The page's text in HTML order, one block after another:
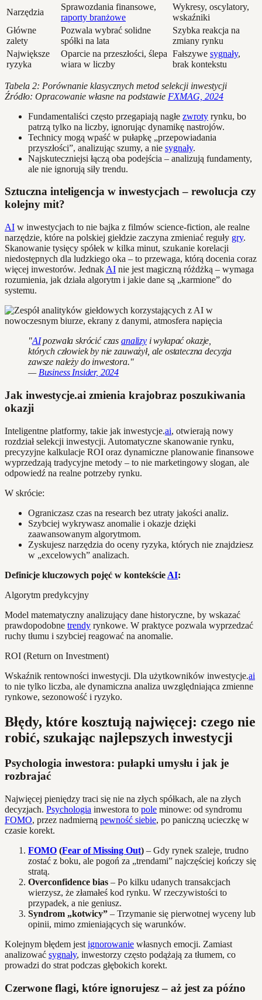
Narzędzia
Sprawozdania finansowe,
raporty branżowe
Wykresy, oscylatory,
wskaźniki
Główne
zalety
Pozwala wybrać solidne
spółki na lata
Szybka reakcja na
zmiany rynku
Największe
ryzyka
Oparcie na przeszłości, ślepa
wiara w liczby
Fałszywe sygnały,
brak kontekstu
Tabela 2: Porównanie klasycznych metod selekcji inwestycji
Źródło: Opracowanie własne na podstawie FXMAG, 2024
Fundamentaliści często przegapiają nagłe zwroty rynku, bo
patrzą tylko na liczby, ignorując dynamikę nastrojów.
Technicy mogą wpaść w pułapkę „przepowiadania
przyszłości”, analizując szumy, a nie sygnały.
Najskuteczniejsi łączą oba podejścia – analizują fundamenty,
ale nie ignorują siły trendu.
Sztuczna inteligencja w inwestycjach – rewolucja czy
kolejny mit?
AI w inwestycjach to nie bajka z filmów science-fiction, ale realne
narzędzie, które na polskiej giełdzie zaczyna zmieniać reguły gry.
Skanowanie tysięcy spółek w kilka minut, szukanie korelacji
niedostępnych dla ludzkiego oka – to przewaga, którą docenia coraz
więcej inwestorów. Jednak AI nie jest magiczną różdżką – wymaga
rozumienia, jak działa algorytm i jakie dane są „karmione” do
systemu.
"AIpozwala skrócić czasanalizyi wyłapać okazje,
których człowiek by nie zauważył, ale ostateczna decyzja
zawsze należy do inwestora."
— Business Insider, 2024
Jak inwestycje.ai zmienia krajobraz poszukiwania
okazji
Inteligentne platformy, takie jak inwestycje.ai, otwierają nowy
rozdział selekcji inwestycji. Automatyczne skanowanie rynku,
precyzyjne kalkulacje ROI oraz dynamiczne planowanie finansowe
wyprzedzają tradycyjne metody – to nie marketingowy slogan, ale
odpowiedź na realne potrzeby rynku.
W skrócie:
Ograniczasz czas na research bez utraty jakości analiz.
Szybciej wykrywasz anomalie i okazje dzięki
zaawansowanym algorytmom.
Zyskujesz narzędzia do oceny ryzyka, których nie znajdziesz
w „excelowych” analizach.
Definicje kluczowych pojęć w kontekście AI:
Algorytm predykcyjny
Model matematyczny analizujący dane historyczne, by wskazać
prawdopodobne trendy rynkowe. W praktyce pozwala wyprzedzać
ruchy tłumu i szybciej reagować na anomalie.
ROI (Return on Investment)
Wskaźnik rentowności inwestycji. Dla użytkowników inwestycje.ai
to nie tylko liczba, ale dynamiczna analiza uwzględniająca zmienne
rynkowe, sezonowość i ryzyko.
Błędy, które kosztują najwięcej: czego nie
robić, szukając najlepszych inwestycji
Psychologia inwestora: pułapki umysłu i jak je
rozbrajać
Najwięcej pieniędzy traci się nie na złych spółkach, ale na złych
decyzjach. Psychologia inwestora to pole minowe: od syndromu
FOMO, przez nadmierną pewność siebie, po paniczną ucieczkę w
czasie korekt.
FOMO (Fear of Missing Out) – Gdy rynek szaleje, trudno
zostać z boku, ale pogoń za „trendami” najczęściej kończy się
stratą.
Overconfidence bias – Po kilku udanych transakcjach
wierzysz, że złamałeś kod rynku. W rzeczywistości to
przypadek, a nie geniusz.
Syndrom „kotwicy” – Trzymanie się pierwotnej wyceny lub
opinii, mimo zmieniających się warunków.
Kolejnym błędem jest ignorowanie własnych emocji. Zamiast
analizować sygnały, inwestorzy często podążają za tłumem, co
prowadzi do strat podczas głębokich korekt.
Czerwone flagi, które ignorujesz – aż jest za późno